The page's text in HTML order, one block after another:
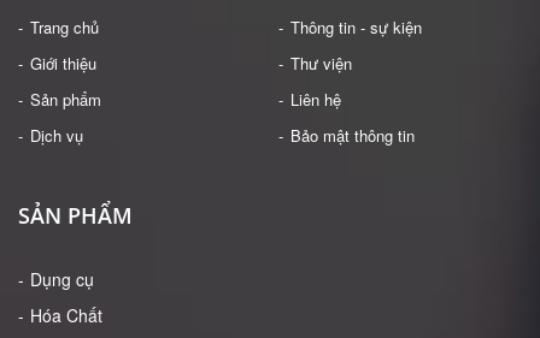
Trang chủ
Giới thiệu
Sản phẩm
Dịch vụ
Thông tin - sự kiện
Thư viện
Liên hệ
Bảo mật thông tin
SẢN PHẨM
Dụng cụ
Hóa Chất